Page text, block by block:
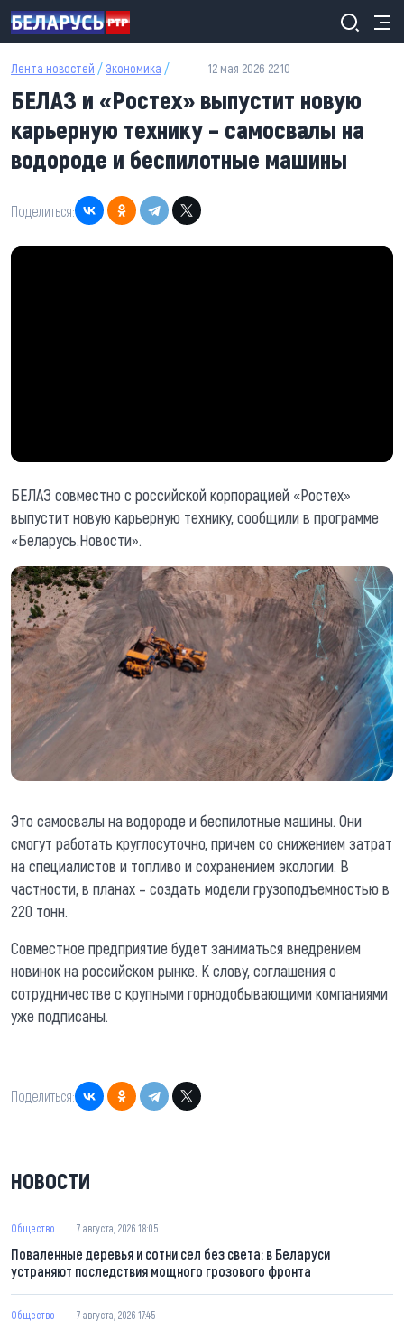
Перейти к основному содержанию
Лента новостей / Экономика / 12 мая 2026 22:10
БЕЛАЗ и «Ростех» выпустит новую
карьерную технику – самосвалы на
водороде и беспилотные машины
Поделиться:
БЕЛАЗ совместно с российской корпорацией «Ростех»
выпустит новую карьерную технику, сообщили в программе
«Беларусь.Новости».
Это самосвалы на водороде и беспилотные машины. Они
смогут работать круглосуточно, причем со снижением затрат
на специалистов и топливо и сохранением экологии. В
частности, в планах – создать модели грузоподъемностью в
220 тонн.
Совместное предприятие будет заниматься внедрением
новинок на российском рынке. К слову, соглашения о
сотрудничестве с крупными горнодобывающими компаниями
уже подписаны.
Поделиться:
НОВОСТИ
Общество 7 августа, 2026 18:05
Поваленные деревья и сотни сел без света: в Беларуси
устраняют последствия мощного грозового фронта
Общество 7 августа, 2026 17:45